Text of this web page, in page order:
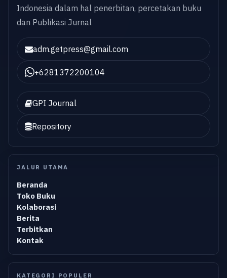
Indonesia dalam hal penerbitan, percetakan buku
dan Publikasi Jurnal
adm.getpress@gmail.com
+6281372200104
GPI Journal
Repository
JALUR UTAMA
Beranda
Toko Buku
Kolaborasi
Berita
Terbitkan
Kontak
KATEGORI POPULER